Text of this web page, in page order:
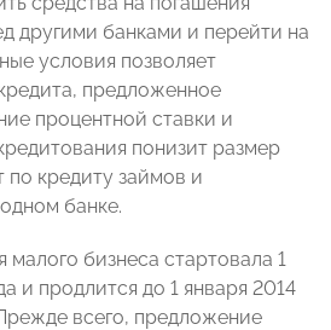
другими банками и перейти на
условия позволяет
предложенное
процентной ставки и
понизит размер
кредиту займов и
банке.
бизнеса стартовала 1
и продлится до 1 января 2014
всего, предложение